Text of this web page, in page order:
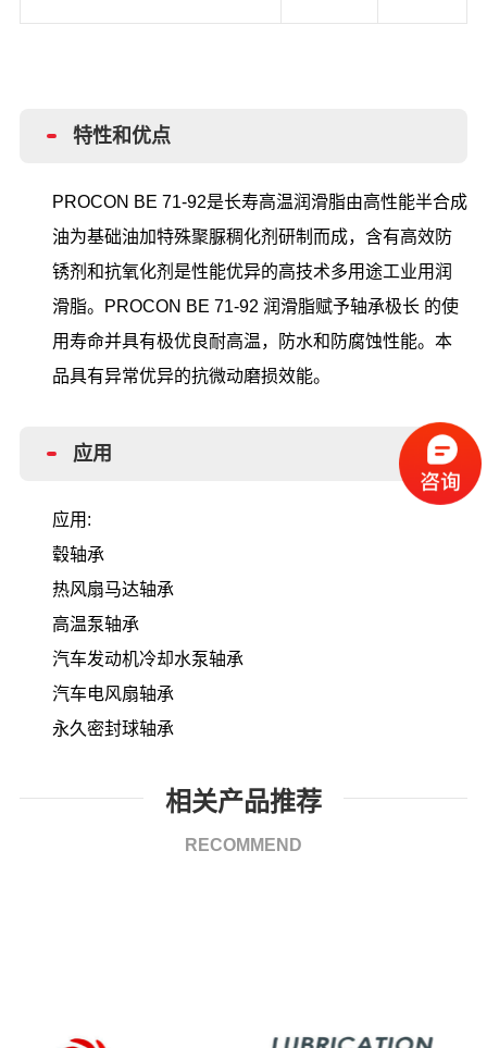
特性和优点
PROCON BE 71-92是长寿高温润滑脂由高性能半合成
油为基础油加特殊聚脲稠化剂研制而成，含有高效防
锈剂和抗氧化剂是性能优异的高技术多用途工业用润
滑脂。PROCON BE 71-92 润滑脂赋予轴承极长 的使
用寿命并具有极优良耐高温，防水和防腐蚀性能。本
品具有异常优异的抗微动磨损效能。
应用
应用 :
毂轴承
热风扇马达轴承
高温泵轴承
汽车发动机冷却水泵轴承
汽车电风扇轴承
永久密封球轴承
相关产品推荐
RECOMMEND